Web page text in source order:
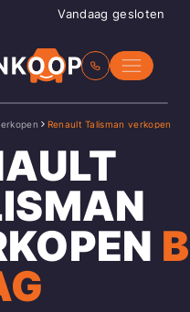
Vandaag gesloten
Renault Talisman verkopen